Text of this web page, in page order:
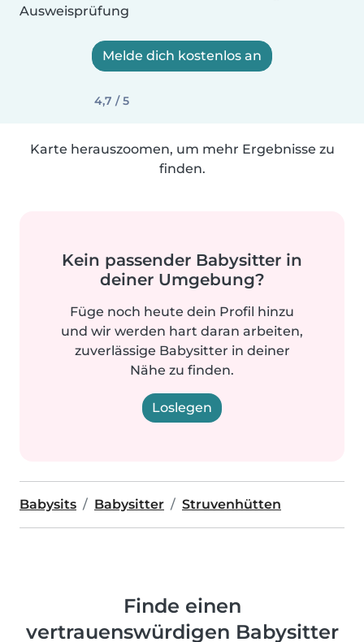
Ausweisprüfung
Melde dich kostenlos an
4,7 / 5
Karte herauszoomen, um mehr Ergebnisse zu
finden.
Kein passender Babysitter in
deiner Umgebung?
Füge noch heute dein Profil hinzu
und wir werden hart daran arbeiten,
zuverlässige Babysitter in deiner
Nähe zu finden.
Loslegen
Babysits Babysitter Struvenhütten
Finde einen
vertrauenswürdigen Babysitter